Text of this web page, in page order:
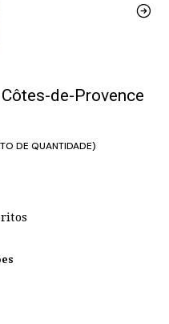
de-Provence
DE QUANTIDADE)